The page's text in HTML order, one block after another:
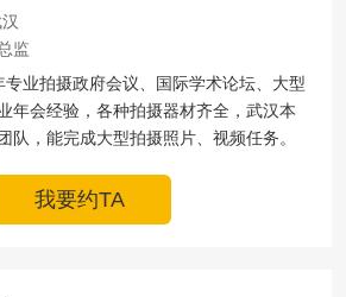
监
专业拍摄政府会议、国际学术论坛、大型
年会经验，各种拍摄器材齐全，武汉本
队，能完成大型拍摄照片、视频任务。
我要约TA